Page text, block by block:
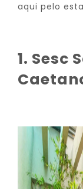
aqui pelo
1. Sesc